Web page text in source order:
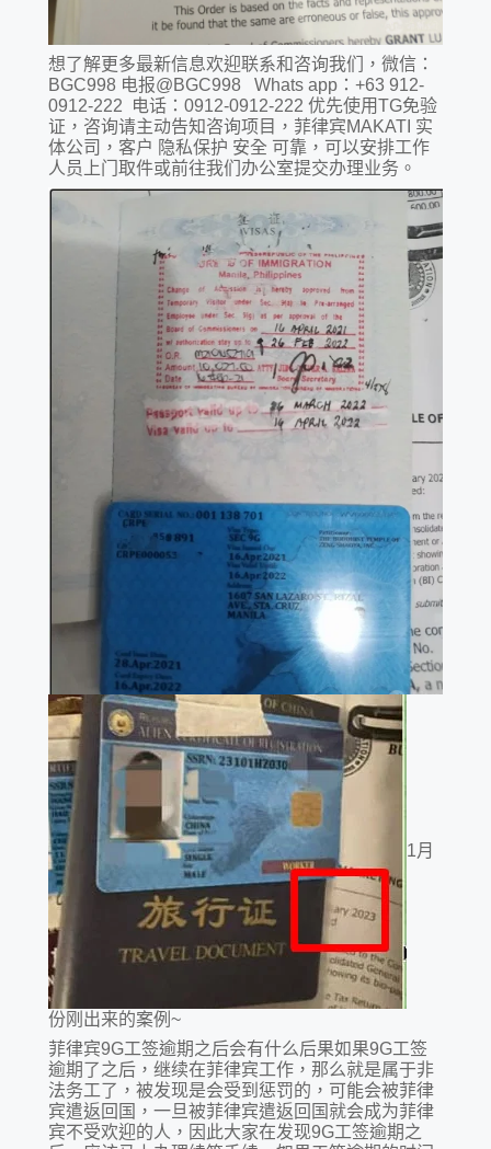
想了解更多最新信息欢迎联系和咨询我们，微信：
BGC998 电报@BGC998 Whats app：+63 912-
0912-222 电话：0912-0912-222 优先使用TG免验
证，咨询请主动告知咨询项目，菲律宾MAKATI 实
体公司，客户 隐私保护 安全 可靠，可以安排工作
人员上门取件或前往我们办公室提交办理业务。
1月
份刚出来的案例~
菲律宾9G工签逾期之后会有什么后果如果9G工签
逾期了之后，继续在菲律宾工作，那么就是属于非
法务工了，被发现是会受到惩罚的，可能会被菲律
宾遣返回国，一旦被菲律宾遣返回国就会成为菲律
宾不受欢迎的人，因此大家在发现9G工签逾期之